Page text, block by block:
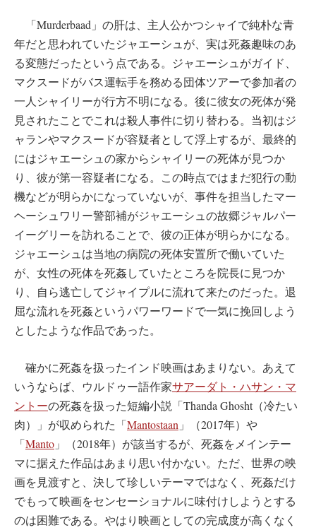
「Murderbaad」の肝は、主人公かつシャイで純朴な青
年だと思われていたジャエーシュが、実は死姦趣味のあ
る変態だったという点である。ジャエーシュがガイド、
マクスードがバス運転手を務める団体ツアーで参加者の
一人シャイリーが行方不明になる。後に彼女の死体が発
見されたことでこれは殺人事件に切り替わる。当初はジ
ャランやマクスードが容疑者として浮上するが、最終的
にはジャエーシュの家からシャイリーの死体が見つか
り、彼が第一容疑者になる。この時点ではまだ犯行の動
機などが明らかになっていないが、事件を担当したマー
ヘーシュワリー警部補がジャエーシュの故郷ジャルパー
イーグリーを訪れることで、彼の正体が明らかになる。
ジャエーシュは当地の病院の死体安置所で働いていた
が、女性の死体を死姦していたところを院長に見つか
り、自ら逃亡してジャイプルに流れて来たのだった。退
屈な流れを死姦というパワーワードで一気に挽回しよう
としたような作品であった。
確かに死姦を扱ったインド映画はあまりない。あえて
いうならば、ウルドゥー語作家サアーダト・ハサン・マ
ントーの死姦を扱った短編小説「Thanda Ghosht（冷たい
肉）」が収められた「Mantostaan 」（2017年）や
「Manto 」（2018年）が該当するが、死姦をメインテー
マに据えた作品はあまり思い付かない。ただ、世界の映
画を見渡すと、決して珍しいテーマではなく、死姦だけ
でもって映画をセンセーショナルに味付けしようとする
のは困難である。やはり映画としての完成度が高くなく